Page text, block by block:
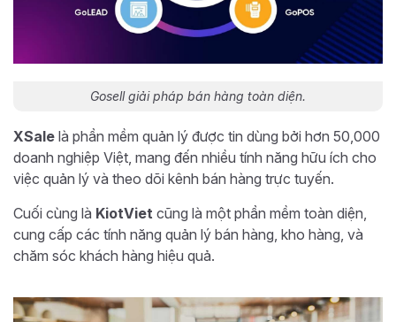
Gosell giải pháp bán hàng toàn diện.
XSale là phần mềm quản lý được tin dùng bởi hơn 50,000
doanh nghiệp Việt, mang đến nhiều tính năng hữu ích cho
việc quản lý và theo dõi kênh bán hàng trực tuyến.
Cuối cùng là KiotViet cũng là một phần mềm toàn diện,
cung cấp các tính năng quản lý bán hàng, kho hàng, và
chăm sóc khách hàng hiệu quả.